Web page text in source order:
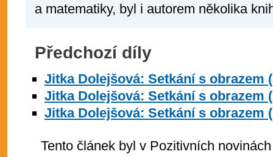
a matematiky, byl i autorem několika
Předchozí díly
Jitka Dolejšová: Setkání s obrazem
Jitka Dolejšová: Setkání s obrazem
Jitka Dolejšová: Setkání s obrazem
Tento článek byl v Pozitivních